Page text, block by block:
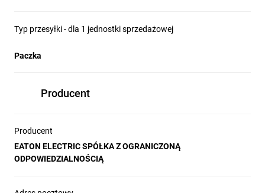
Typ przesyłki - dla 1 jednostki sprzedażowej
Paczka
Producent
Producent
EATON ELECTRIC SPÓŁKA Z OGRANICZONĄ
ODPOWIEDZIALNOŚCIĄ